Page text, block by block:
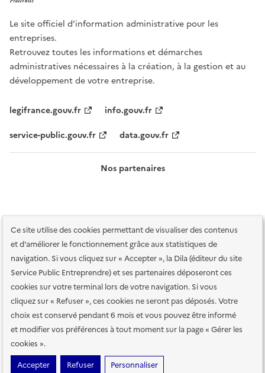
Ce site utilise des cookies permettant de visualiser des contenus
et d'améliorer le fonctionnement grâce aux statistiques de
navigation. Si vous cliquez sur « Accepter », la Dila (éditeur du site
Service Public Entreprendre) et ses partenaires déposeront ces
cookies sur votre terminal lors de votre navigation. Si vous
cliquez sur « Refuser », ces cookies ne seront pas déposés. Votre
choix est conservé pendant 6 mois et vous pouvez être informé
et modifier vos préférences à tout moment sur la page « Gérer les
cookies ».
Accepter
Refuser Personnaliser
Le site officiel d’information administrative pour les
entreprises.
Retrouvez toutes les informations et démarches
administratives nécessaires à la création, à la gestion et au
développement de votre entreprise.
legifrance.gouv.fr
info.gouv.fr
service-public.gouv.fr
data.gouv.fr
Nos partenaires
Plan du site Accessibilité : totalement conforme
Accessibilité des
services en ligne
Mentions légales Données personnelles et sécurité
Conditions générales d'utilisation
Gestion des cookies
Paramètres d'affichage
Sauf mention contraire, tous les contenus de ce site sont sous